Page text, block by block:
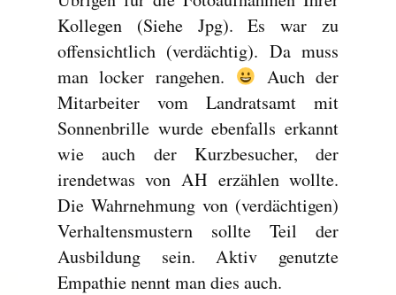
Kollegen (Siehe Jpg). Es war zu
offensichtlich (verdächtig). Da muss
man locker rangehen.
Auch der
Mitarbeiter vom Landratsamt mit
Sonnenbrille wurde ebenfalls erkannt
wie auch der Kurzbesucher, der
irendetwas von AH erzählen wollte.
Die Wahrnehmung von (verdächtigen)
Verhaltensmustern sollte Teil der
Ausbildung sein. Aktiv genutzte
Empathie nennt man dies auch.